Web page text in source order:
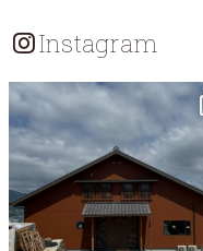
ョ
ン
Instagram
tomohouseinc